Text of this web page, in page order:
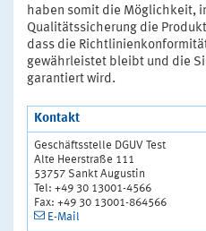
haben somit die Möglichkeit,
Qualitätssicherung die
dass die
gewährleistet bleibt und die
garantiert wird.
Kontakt
Geschäftsstelle DGUV Test
Alte Heerstraße 111
53757 Sankt Augustin
Tel: +49 30 13001-4566
Fax: +49 30 13001-864566
E-Mail